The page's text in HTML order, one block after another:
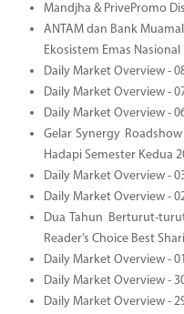
Mandjha & PrivePromo
ANTAM dan Bank
Ekosistem Emas Nasional
Daily Market Overview -
Daily Market Overview -
Daily Market Overview -
Gelar Synergy
Hadapi Semester Kedua
Daily Market Overview -
Daily Market Overview -
Dua Tahun Berturut-
Reader’s Choice Best
Daily Market Overview -
Daily Market Overview -
Daily Market Overview -